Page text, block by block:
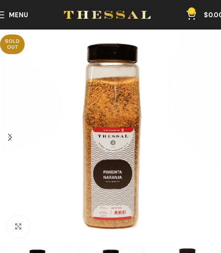
MENU 0 $
SOLD
OUT